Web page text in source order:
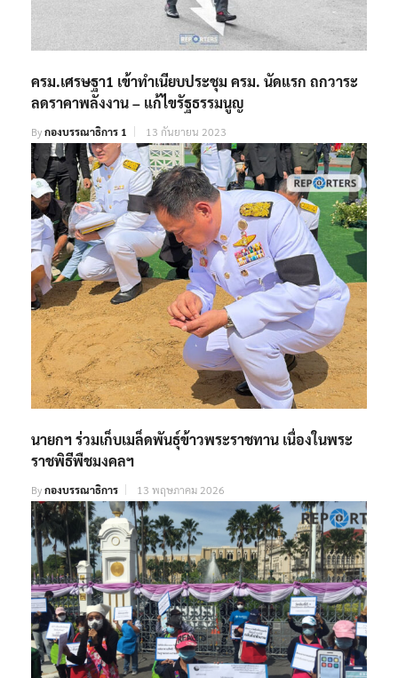
ครม.เศรษฐา1 เข้าทำเนียบประชุม ครม. นัดแรก ถกวาระ
ลดราคาพลังงาน – แก้ไขรัฐธรรมนูญ
Byกองบรรณาธิการ 1 13 กันยายน 2023
นายกฯ ร่วมเก็บเมล็ดพันธุ์ข้าวพระราชทาน เนื่องในพระ
ราชพิธีพืชมงคลฯ
Byกองบรรณาธิการ 13 พฤษภาคม 2026